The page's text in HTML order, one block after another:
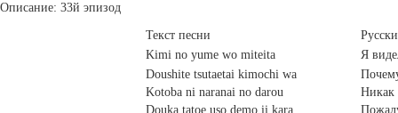
Описание: 33й эпизод
Текст песни
Kimi no yume wo miteita
Я
Doushite tsutaetai kimochi wa
Kotoba ni naranai no darou
Douka tatoe uso demo ii kara
Никак